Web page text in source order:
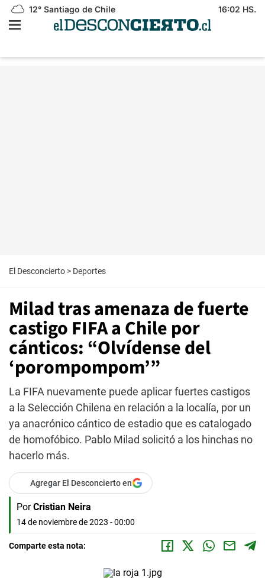
12° Santiago de Chile 16:02 HS.
El Desconcierto > Deportes
Milad tras amenaza de fuerte
castigo FIFA a Chile por
cánticos: “Olvídense del
‘porompompom’”
La FIFA nuevamente puede aplicar fuertes castigos
a la Selección Chilena en relación a la localía, por un
ya anacrónico cántico de estadio que es catalogado
de homofóbico. Pablo Milad solicitó a los hinchas no
hacerlo más.
Agregar El Desconcierto en
Por Cristian Neira
14 de noviembre de 2023 - 00:00
Comparte esta nota: